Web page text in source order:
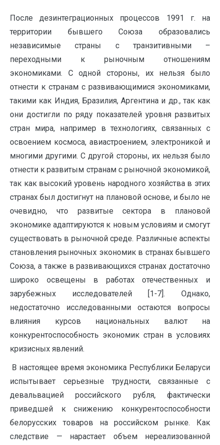
После дезинтеграционных процессов 1991 г. на
территории бывшего Союза образовались
независимые страны с транзитивными –
переходными к рыночным отношениям
экономиками. С одной стороны, их нельзя было
отнести к странам с развивающимися экономиками,
такими как Индия, Бразилия, Аргентина и др., так как
они достигли по ряду показателей уровня развитых
стран мира, например в технологиях, связанных с
освоением космоса, авиастроением, электроникой и
многими другими. С другой стороны, их нельзя было
отнести к развитым странам с рыночной экономикой,
так как высокий уровень народного хозяйства в этих
странах был достигнут на плановой основе, и было не
очевидно, что развитые сектора в плановой
экономике адаптируются к новым условиям и смогут
существовать в рыночной среде. Различные аспекты
становления рыночных экономик в странах бывшего
Союза, а также в развивающихся странах достаточно
широко освещены в работах отечественных и
зарубежных исследователей [1-7]. Однако,
недостаточно исследованными остаются вопросы
влияния курсов национальных валют на
конкурентоспособность экономик стран в условиях
кризисных явлений.
В настоящее время экономика Республики Беларуси
испытывает серьезные трудности, связанные с
девальвацией российского рубля, фактически
приведшей к снижению конкурентоспособности
белорусских товаров на российском рынке. Как
следствие — нарастает объем нереализованной